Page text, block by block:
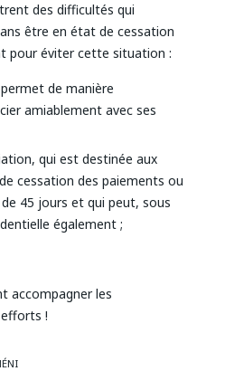
des difficultés qui
être en état de cessation
pour éviter cette situation :
de manière
amiablement avec ses
qui est destinée aux
cessation des paiements ou
45 jours et qui peut, sous
également ;
accompagner les
!